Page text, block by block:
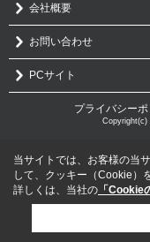
会社概要
お問い合わせ
PCサイト
プライバシー
Copyright(c)
当サイトでは、お客様の当
して、クッキー（Cookie）
詳しくは、当社の 「Cookie